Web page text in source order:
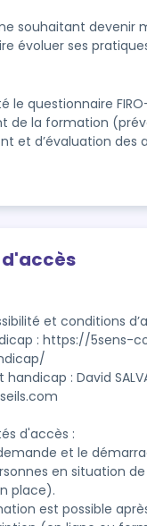
souhaitant devenir
évoluer ses
le questionnaire
de la formation
et d’évaluation des
et conditions
: https://5sens-
: David
d'accès :
et le
en situation
place).
est possible